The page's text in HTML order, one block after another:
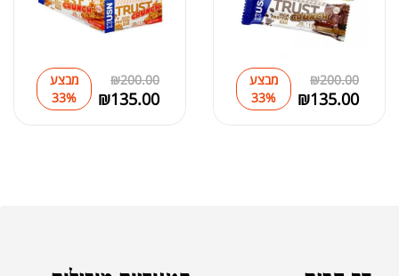
₪200.00
₪135.00
מבצע
33%
₪200.00
₪135.00
מבצע
33%